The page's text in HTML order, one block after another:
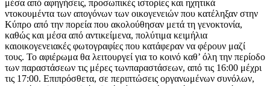
μέσα από αφηγήσεις, προσωπικές ιστορίες και ηχητικά
ντοκουμέντα των απογόνων των οικογενειών που κατέληξαν στην
Κύπρο από την πορεία που ακολούθησαν μετά τη γενοκτονία,
καθώς και μέσα από αντικείμενα, πολύτιμα κειμήλια
καιοικογενειακές φωτογραφίες που κατάφεραν να φέρουν μαζί
τους. Το αφιέρωμα θα λειτουργεί για το κοινό καθ’ όλη την περίοδο
των παραστάσεων τις μέρες τωνπαραστάσεων, από τις 16:00 μέχρι
τις 17:00. Επιπρόσθετα, σε περιπτώσεις οργανωμένων συνόλων,